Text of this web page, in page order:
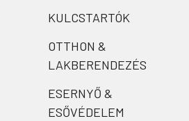
KULCSTARTÓK
OTTHON &
LAKBERENDEZÉS
ESERNYŐ &
ESŐVÉDELEM